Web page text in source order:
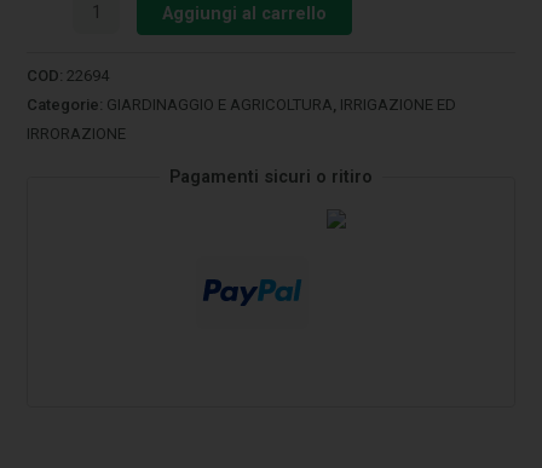
Aggiungi al carrello
COD: 22694
Categorie: GIARDINAGGIO E AGRICOLTURA IRRIGAZIONE ED
IRRORAZIONE
Pagamenti sicuri o ritiro